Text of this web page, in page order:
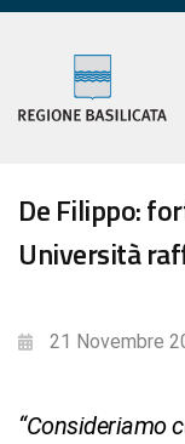
De Filippo:
Università
21 Novembre
“Consideriamo